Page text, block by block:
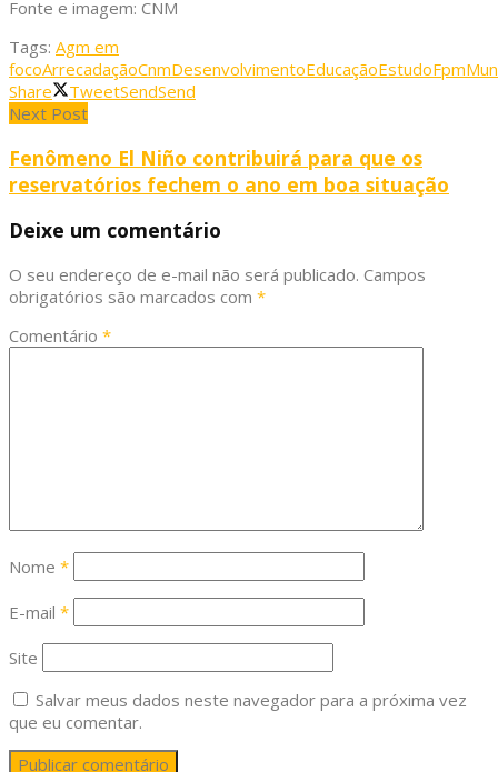
Fonte e imagem: CNM
Tags: Agm em
focoArrecadaçãoCnmDesenvolvimentoEducaçãoEstudoFpm
Share
TweetSendSend
Next Post
Fenômeno El Niño contribuirá para que os
reservatórios fechem o ano em boa situação
Deixe um comentário
O seu endereço de e-mail não será publicado. Campos
obrigatórios são marcados com *
Comentário *
Nome *
E-mail *
Site
Salvar meus dados neste navegador para a próxima vez
que eu comentar.